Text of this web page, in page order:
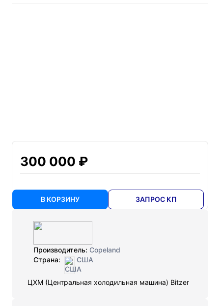
300 000 ₽
В КОРЗИНУ ЗАПРОС КП
Производитель: Copeland
Страна:
США
ЦХМ (Центральная холодильная машина) Bitzer